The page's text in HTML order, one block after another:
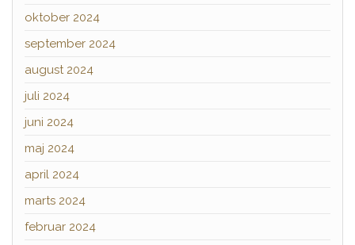
oktober 2024
september 2024
august 2024
juli 2024
juni 2024
maj 2024
april 2024
marts 2024
februar 2024